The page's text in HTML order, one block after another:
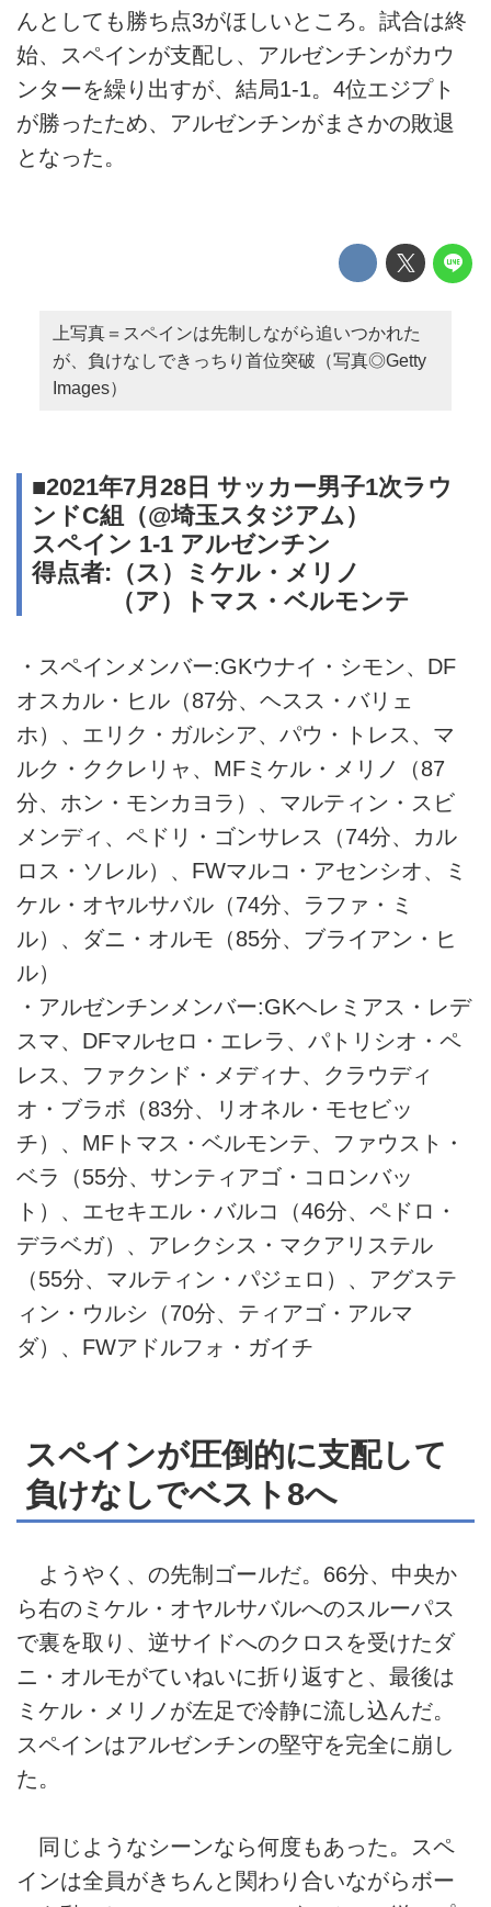
んとしても勝ち点3がほしいところ。試合は終
始、スペインが支配し、アルゼンチンがカウ
ンターを繰り出すが、結局1-1。4位エジプト
が勝ったため、アルゼンチンがまさかの敗退
となった。
上写真＝スペインは先制しながら追いつかれた
が、負けなしできっちり首位突破（写真◎Getty
Images）
■2021年7月28日 サッカー男子1次ラウ
ンドC組（@埼玉スタジアム）
スペイン 1-1 アルゼンチン
得点者:（ス）ミケル・メリノ
（ア）トマス・ベルモンテ
・スペインメンバー:GKウナイ・シモン、DF
オスカル・ヒル（87分、ヘスス・バリェ
ホ）、エリク・ガルシア、パウ・トレス、マ
ルク・ククレリャ、MFミケル・メリノ（87
分、ホン・モンカヨラ）、マルティン・スビ
メンディ、ペドリ・ゴンサレス（74分、カル
ロス・ソレル）、FWマルコ・アセンシオ、ミ
ケル・オヤルサバル（74分、ラファ・ミ
ル）、ダニ・オルモ（85分、ブライアン・ヒ
ル）
・アルゼンチンメンバー:GKヘレミアス・レデ
スマ、DFマルセロ・エレラ、パトリシオ・ペ
レス、ファクンド・メディナ、クラウディ
オ・ブラボ（83分、リオネル・モセビッ
チ）、MFトマス・ベルモンテ、ファウスト・
ベラ（55分、サンティアゴ・コロンバッ
ト）、エセキエル・バルコ（46分、ペドロ・
デラベガ）、アレクシス・マクアリステル
（55分、マルティン・パジェロ）、アグステ
ィン・ウルシ（70分、​​ティアゴ・アルマ
ダ）、FWアドルフォ・ガイチ
スペインが圧倒的に支配して
負けなしでベスト8へ
ようやく、の先制ゴールだ。66分、中央か
ら右のミケル・オヤルサバルへのスルーパス
で裏を取り、逆サイドへのクロスを受けたダ
ニ・オルモがていねいに折り返すと、最後は
ミケル・メリノが左足で冷静に流し込んだ。
スペインはアルゼンチンの堅守を完全に崩し
た。
同じようなシーンなら何度もあった。スペ
インは全員がきちんと関わり合いながらボー